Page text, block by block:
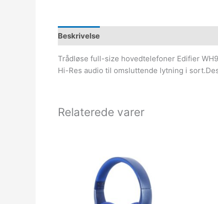
Beskrivelse
Trådløse full-size hovedtelefoner Edifier
Hi-Res audio til omsluttende lytning i
Relaterede varer